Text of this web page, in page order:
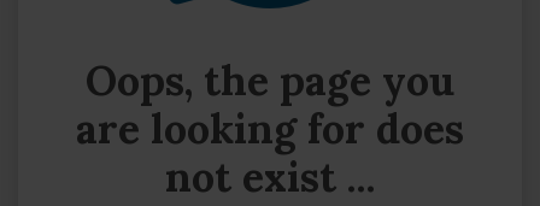
Oops, the page you
are looking for does
not exist ...